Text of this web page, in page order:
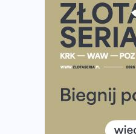
Tętno vs tempo – czym
Co ma dużo białka?
Rozbiegany Olsztyn szykuje
Już w tę sobotę 35. Bieg
Wystartuje rekordowa